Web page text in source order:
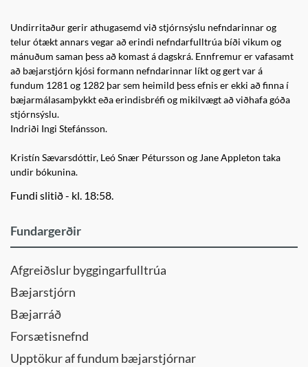
Undirritaður gerir athugasemd við stjórnsýslu nefndarinnar og
telur ótækt annars vegar að erindi nefndarfulltrúa bíði vikum og
mánuðum saman þess að komast á dagskrá. Ennfremur er vafasamt
að bæjarstjórn kjósi formann nefndarinnar líkt og gert var á
fundum 1281 og 1282 þar sem heimild þess efnis er ekki að finna í
bæjarmálasamþykkt eða erindisbréfi og mikilvægt að viðhafa góða
stjórnsýslu.
Indriði Ingi Stefánsson.
Kristín Sævarsdóttir, Leó Snær Pétursson og Jane Appleton taka
undir bókunina.
Fundi slitið - kl. 18:58.
Fundargerðir
Afgreiðslur byggingarfulltrúa
Bæjarstjórn
Bæjarráð
Forsætisnefnd
Upptökur af fundum bæjarstjórnar